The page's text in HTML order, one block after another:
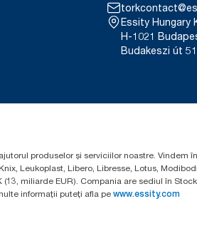
Essity Hungary
H-1021
Budakeszi út
produselor și serviciilor noastre. Vindem
Leukoplast, Libero, Libresse, Lotus,
miliarde EUR). Compania are sediul în
informații puteți afla pe www.essity.com